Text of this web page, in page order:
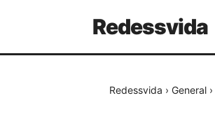
Redessvida
Redessvida › General ›